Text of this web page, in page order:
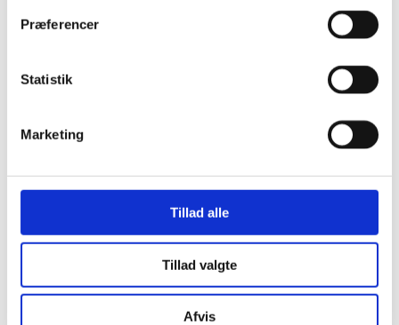
Præferencer
Statistik
Marketing
Tillad alle
Tillad valgte
Afvis
Udendørs leg og spil
Leg
Sport
Trampoliner
Hoppeborge